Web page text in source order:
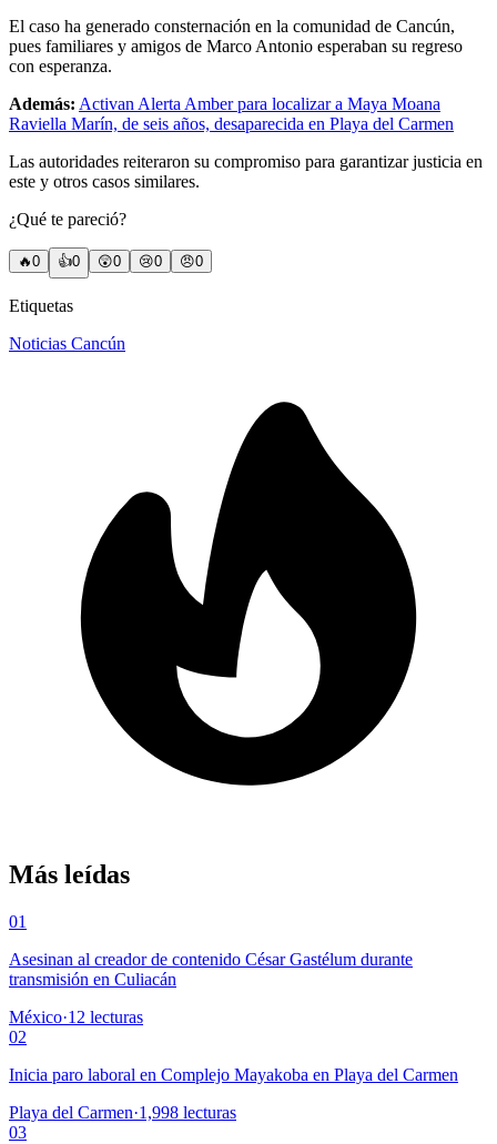
El caso ha generado consternación en la comunidad de Cancún,
pues familiares y amigos de Marco Antonio esperaban su regreso
con esperanza.
Además: Activan Alerta Amber para localizar a Maya Moana
Raviella Marín, de seis años, desaparecida en Playa del Carmen
Las autoridades reiteraron su compromiso para garantizar justicia en
este y otros casos similares.
¿Qué te pareció?
🔥0 👍0 😲0 😢0 😠0
Etiquetas
Noticias Cancún
Más leídas
01
Asesinan al creador de contenido César Gastélum durante
transmisión en Culiacán
México·12 lecturas
02
Inicia paro laboral en Complejo Mayakoba en Playa del Carmen
Playa del Carmen·1,998 lecturas
03